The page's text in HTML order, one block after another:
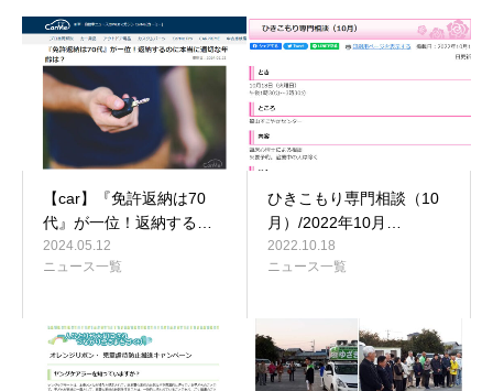
【car】『免許返納は70
代』が一位！返納する…
2024.05.12
ニュース一覧
ひきこもり専門相談（10
月）/2022年10月…
2022.10.18
ニュース一覧